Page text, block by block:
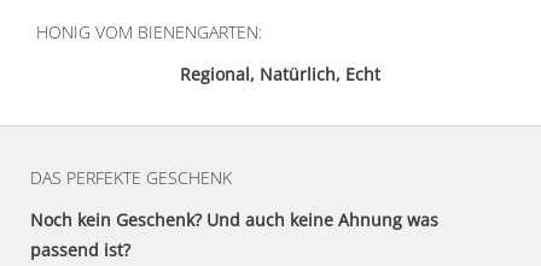
HONIG VOM BIENENGARTEN:
Regional, Natürlich, Echt
DAS PERFEKTE GESCHENK
Noch kein Geschenk? Und auch keine Ahnung was
passend ist?